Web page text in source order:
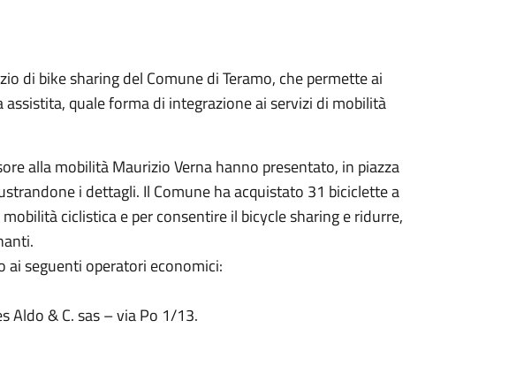
di bike sharing del Comune di Teramo, che permette ai
quale forma di integrazione ai servizi di mobilità
alla mobilità Maurizio Verna hanno presentato, in piazza
i dettagli. Il Comune ha acquistato 31 biciclette a
ciclistica e per consentire il bicycle sharing e ridurre,
ai seguenti operatori economici:
Aldo & C. sas – via Po 1/13.